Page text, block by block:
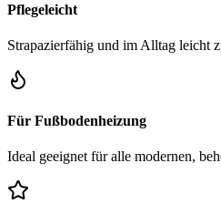
Pflegeleicht
Strapazierfähig und im Alltag leicht
Für Fußbodenheizung
Ideal geeignet für alle modernen,